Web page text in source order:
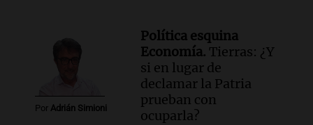
Por Adrián Simioni
Política esquina
Economía. Tierras: ¿Y
si en lugar de
declamar la Patria
prueban con
ocuparla?